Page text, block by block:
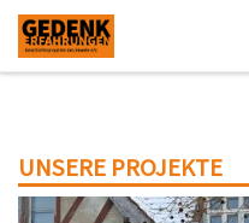
UNSERE PROJEKTE